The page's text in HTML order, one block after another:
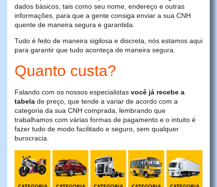
dados básicos, tais como seu nome, endereço e outras
informações, para que a gente consiga enviar a sua CNH
quente de maneira segura e garantida.
Tudo é feito de maneira sigilosa e discreta, nós estamos aqui
para garantir que tudo aconteça de maneira segura.
Quanto custa?
Falando com os nossos especialistas você já recebe a
tabela de preço, que tende a variar de acordo com a
categoria da sua CNH comprada, lembrando que
trabalhamos com várias formas de pagamento e o intuito é
fazer tudo de modo facilitado e seguro, sem qualquer
burocracia.